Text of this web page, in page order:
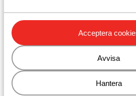
Acceptera
Avvisa
Hantera
Familjehotell hos
bekymmersfri semester